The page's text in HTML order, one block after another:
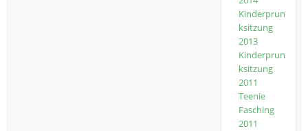
Kinderprun
ksitzung
2013
Kinderprun
ksitzung
2011
Teenie
Fasching
2011